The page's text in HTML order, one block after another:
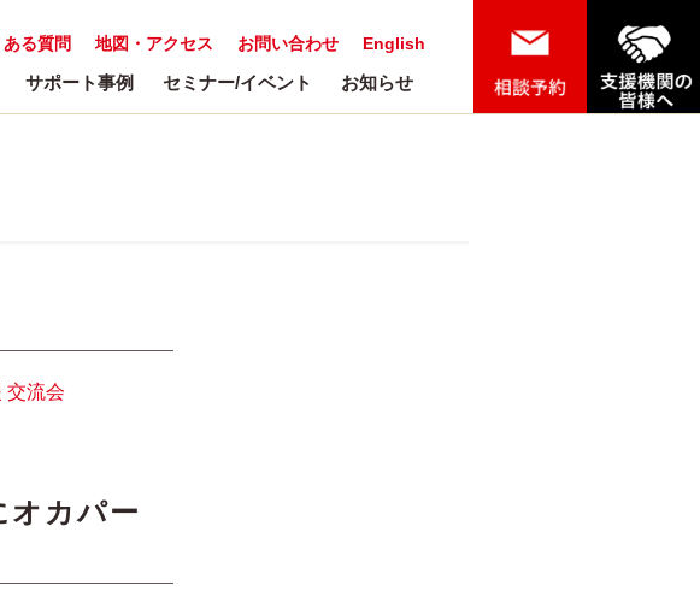
English
お問い合わせ
地図・アクセス
ある質問
サポート事例 セミナー/イベント お知らせ
交流会
オカパー